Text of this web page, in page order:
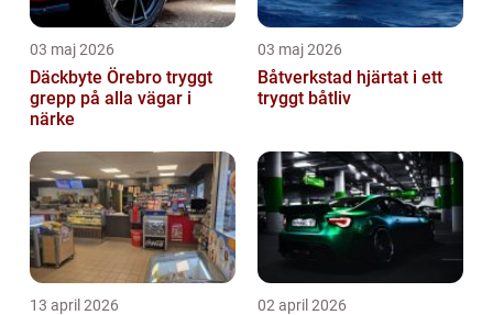
03 maj 2026
Däckbyte Örebro tryggt
grepp på alla vägar i
närke
03 maj 2026
Båtverkstad hjärtat i ett
tryggt båtliv
13 april 2026 02 april 2026